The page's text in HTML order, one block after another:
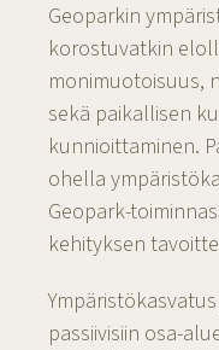
Geoparkin
korostuvatkin
monimuotoisuus,
sekä paikallisen
kunnioittaminen.
ohella
Geopark-
kehityksen
passiivisiin osa-